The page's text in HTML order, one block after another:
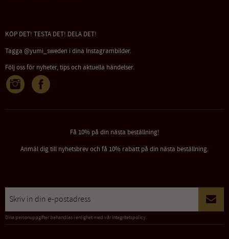
KÖP DET! TESTA DET! DELA DET!
Tagga @yumi_sweden i dina Instagrambilder.
Följ oss för nyheter, tips och aktuella händelser.
Få 10% på din nästa beställning!
Anmäl dig till nyhetsbrev och få 10% rabatt på din nästa beställning.
Dina personuppgifter behandlas i enlighet med vårintegritetspolicy.